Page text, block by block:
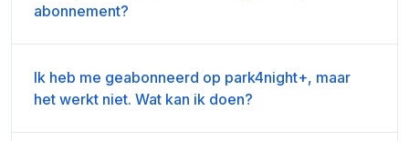
abonnement?
Ik heb me geabonneerd op park4night+, maar
het werkt niet. Wat kan ik doen?